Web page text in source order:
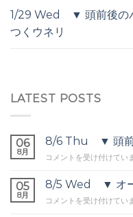
1/29 Wed ▼ 頭前後の
つくウネリ
LATEST POSTS
06
8月
8/6 Thu ▼ 頭前
8/6
▼
前
コメントを受け付けてい
05
8月
8/5 Wed ▼ オー
8/5
コメントを受け付けてい